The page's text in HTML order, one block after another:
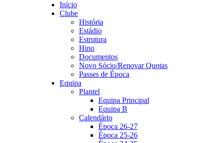
Início
Clube
História
Estádio
Estrutura
Hino
Documentos
Novo Sócio/Renovar Quotas
Passes de Época
Equipa
Plantel
Equipa Principal
Equipa B
Calendário
Época 26-27
Época 25-26